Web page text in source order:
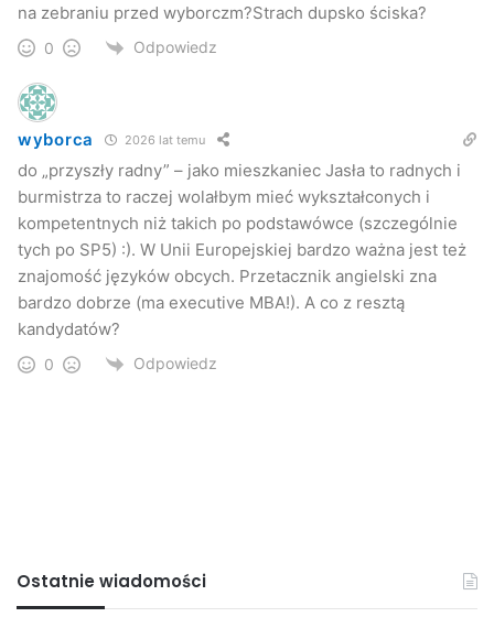
na zebraniu przed wyborczm?Strach dupsko ściska?
0 Odpowiedz
wyborca 2026 lat temu
do „przyszły radny” – jako mieszkaniec Jasła to radnych i
burmistrza to raczej wolałbym mieć wykształconych i
kompetentnych niż takich po podstawówce (szczególnie
tych po SP5) :). W Unii Europejskiej bardzo ważna jest też
znajomość języków obcych. Przetacznik angielski zna
bardzo dobrze (ma executive MBA!). A co z resztą
kandydatów?
0 Odpowiedz
Ostatnie wiadomości